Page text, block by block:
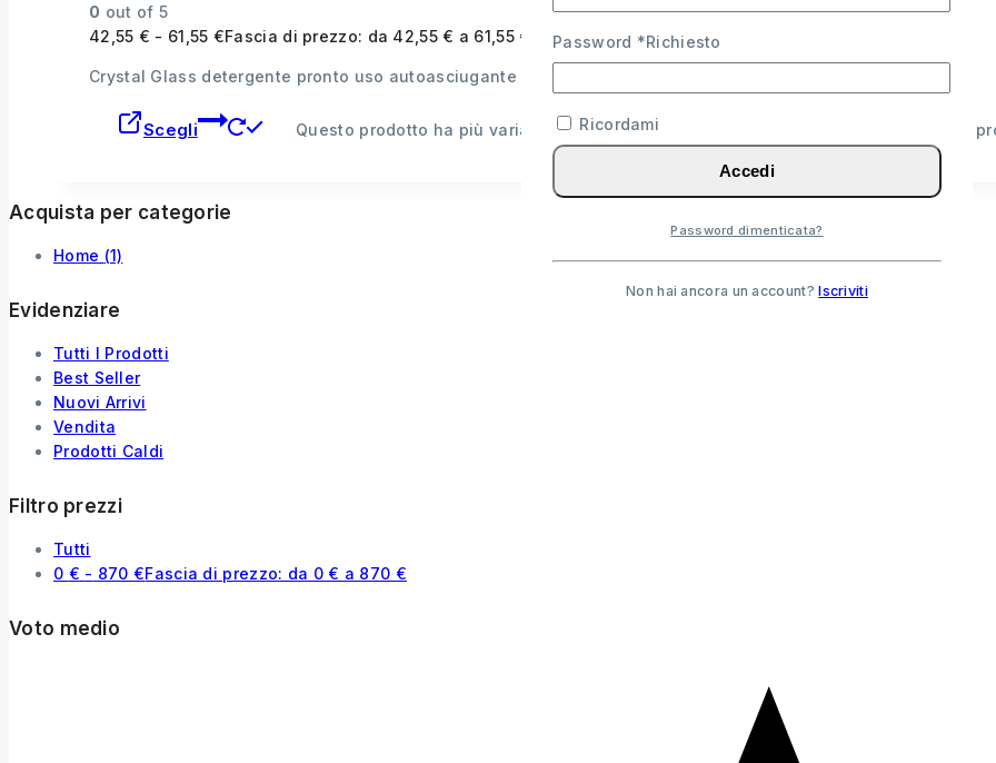
0 out of 5
42,55 € - 61,55 €Fascia di prezzo: da 42,55 € a 61,55 €
Crystal Glass detergente pronto uso autoasciugante ad effetto brillantante specifico per vetri e cristalli.
Scegli Questo prodotto ha più varianti. Le opzioni possono essere scelte nella pagina del
Acquista per categorie
Home (1)
Evidenziare
Tutti I Prodotti
Best Seller
Nuovi Arrivi
Vendita
Prodotti Caldi
Filtro prezzi
Tutti
0 € - 870 €Fascia di prezzo: da 0 € a 870 €
Voto medio
Password *Richiesto
Ricordami
Accedi
Password dimenticata?
Non hai ancora un account?Iscriviti